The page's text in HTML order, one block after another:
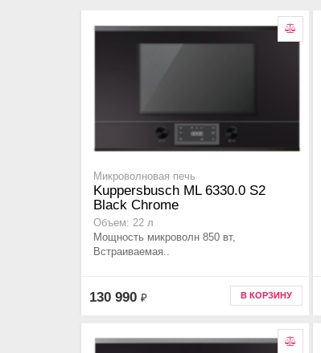
Микроволновая печь
Kuppersbusch ML 6330.0 S2
Black Chrome
Объем: 22 л
Мощность микроволн 850 вт,
Встраиваемая..
130 990 ₽ В КОРЗИНУ